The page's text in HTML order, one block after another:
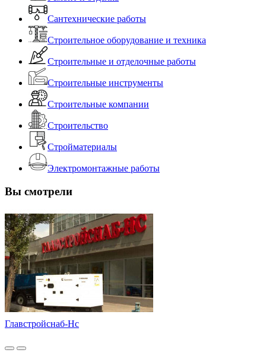
Сантехнические работы
Строительное оборудование и техника
Строительные и отделочные работы
Строительные инструменты
Строительные компании
Строительство
Стройматериалы
Электромонтажные работы
Вы смотрели
Главстройснаб-Нс